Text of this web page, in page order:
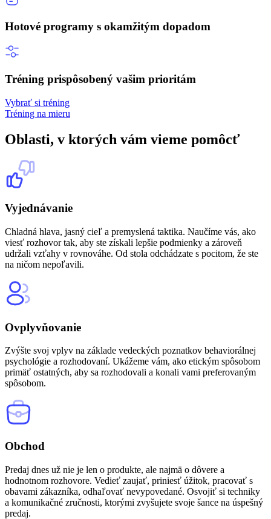
Hotové programy s okamžitým dopadom
Tréning prispôsobený vašim prioritám
Vybrať si tréning
Tréning na mieru
Oblasti, v ktorých vám vieme pomôcť
Vyjednávanie
Chladná hlava, jasný cieľ a premyslená taktika. Naučíme vás, ako
viesť rozhovor tak, aby ste získali lepšie podmienky a zároveň
udržali vzťahy v rovnováhe. Od stola odchádzate s pocitom, že ste
na ničom nepoľavili.
Ovplyvňovanie
Zvýšte svoj vplyv na základe vedeckých poznatkov behaviorálnej
psychológie a rozhodovaní. Ukážeme vám, ako etickým spôsobom
primäť ostatných, aby sa rozhodovali a konali vami preferovaným
spôsobom.
Obchod
Predaj dnes už nie je len o produkte, ale najmä o dôvere a
hodnotnom rozhovore. Vedieť zaujať, priniesť úžitok, pracovať s
obavami zákazníka, odhaľovať nevypovedané. Osvojiť si techniky
a komunikačné zručnosti, ktorými zvyšujete svoje šance na úspešný
predaj.